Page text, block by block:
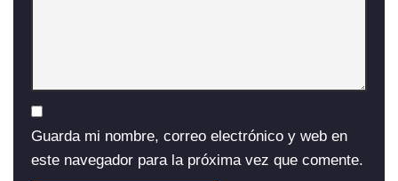
Guarda mi nombre, correo electrónico y web en
este navegador para la próxima vez que comente.